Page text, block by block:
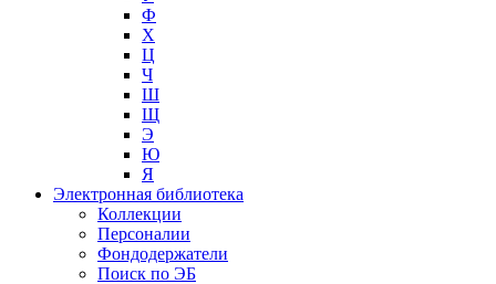
Ф
Х
Ц
Ч
Ш
Щ
Э
Ю
Я
Электронная библиотека
Коллекции
Персоналии
Фондодержатели
Поиск по ЭБ